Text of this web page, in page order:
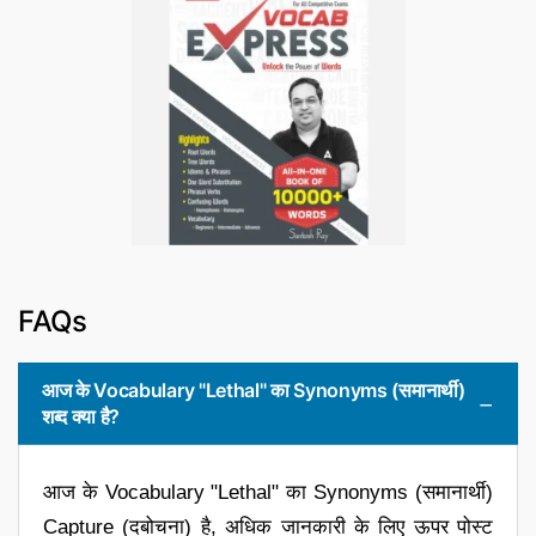
FAQs
आज के Vocabulary "Lethal" का Synonyms (समानार्थी)
शब्द क्या है?
आज के Vocabulary "Lethal" का Synonyms (समानार्थी)
Capture (दबोचना) है, अधिक जानकारी के लिए ऊपर पोस्ट